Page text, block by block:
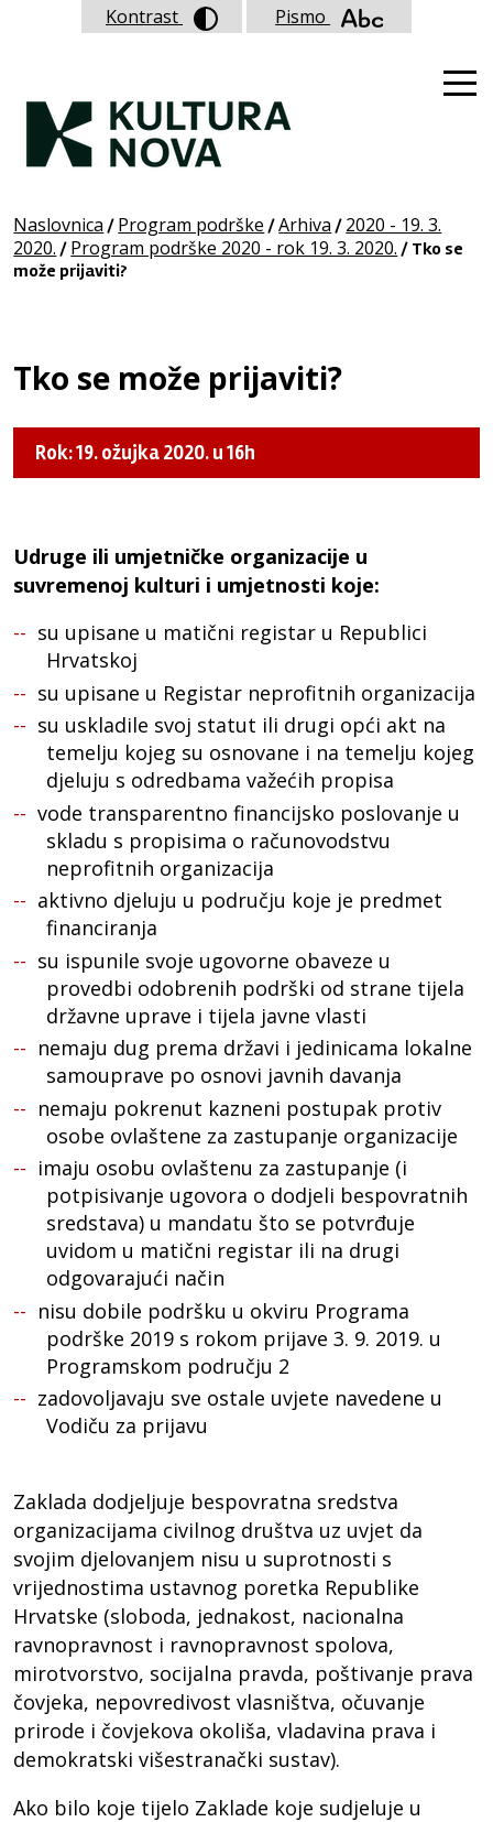
Naslovnica / Program podrške /Arhiva / 2020 - 19. 3.
2020. / Program podrške 2020 - rok 19. 3. 2020. / Tko se
može prijaviti?
Tko se može prijaviti?
Rok: 19. ožujka 2020. u 16h
Udruge ili umjetničke organizacije u
suvremenoj kulturi i umjetnosti koje:
su upisane u matični registar u Republici
Hrvatskoj
su upisane u Registar neprofitnih organizacija
su uskladile svoj statut ili drugi opći akt na
temelju kojeg su osnovane i na temelju kojeg
djeluju s odredbama važećih propisa
vode transparentno financijsko poslovanje u
skladu s propisima o računovodstvu
neprofitnih organizacija
aktivno djeluju u području koje je predmet
financiranja
su ispunile svoje ugovorne obaveze u
provedbi odobrenih podrški od strane tijela
državne uprave i tijela javne vlasti
nemaju dug prema državi i jedinicama lokalne
samouprave po osnovi javnih davanja
nemaju pokrenut kazneni postupak protiv
osobe ovlaštene za zastupanje organizacije
imaju osobu ovlaštenu za zastupanje (i
potpisivanje ugovora o dodjeli bespovratnih
sredstava) u mandatu što se potvrđuje
uvidom u matični registar ili na drugi
odgovarajući način
nisu dobile podršku u okviru Programa
podrške 2019 s rokom prijave 3. 9. 2019. u
Programskom području 2
zadovoljavaju sve ostale uvjete navedene u
Vodiču za prijavu
Zaklada dodjeljuje bespovratna sredstva
organizacijama civilnog društva uz uvjet da
svojim djelovanjem nisu u suprotnosti s
vrijednostima ustavnog poretka Republike
Hrvatske (sloboda, jednakost, nacionalna
ravnopravnost i ravnopravnost spolova,
mirotvorstvo, socijalna pravda, poštivanje prava
čovjeka, nepovredivost vlasništva, očuvanje
prirode i čovjekova okoliša, vladavina prava i
demokratski višestranački sustav).
Ako bilo koje tijelo Zaklade koje sudjeluje u
Kontrast Pismo